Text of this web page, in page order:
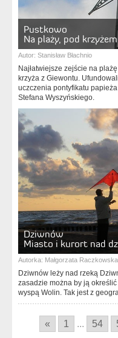
Pustkowo
Na plaży, pod
Autor: Stanisław Błachnio
Najłatwiejsze zejście na
krzyża z Giewontu.
uczczenia pontyfikatu
Stefana Wyszyńskiego.
Dziwnów
Miasto i kurort nad
Autorka: Małgorzata Raczkowska
Dziwnów leży nad rzeką
zasadzie można by ją
wyspą Wolin. Tak jest z
« 1 ... 54